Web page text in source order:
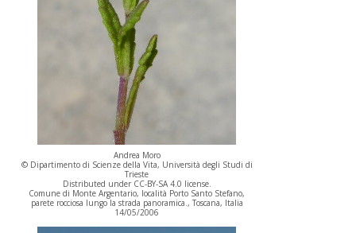
Andrea Moro
© Dipartimento di Scienze della Vita, Università degli Studi di
Trieste
Distributed under CC-BY-SA 4.0 license.
Comune di Monte Argentario, località Porto Santo Stefano,
parete rocciosa lungo la strada panoramica., Toscana, Italia
14/05/2006